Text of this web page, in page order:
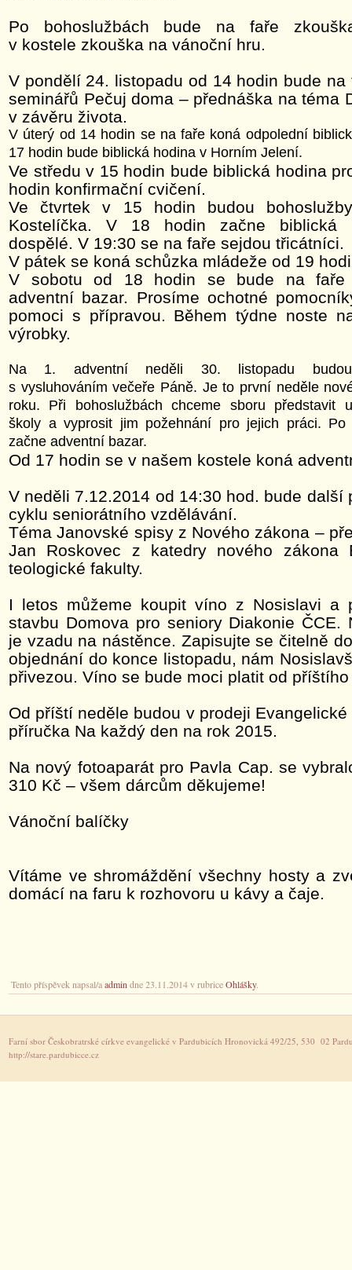
Po bohoslužbách bude na faře
v kostele zkouška na vánoční hru.
V pondělí 24. listopadu od 14 hodin bude na
seminářů Pečuj doma – přednáška na téma
v závěru života.
V úterý od 14 hodin se na faře koná odpolední
17 hodin bude biblická hodina v Horním Jelení.
Ve středu v 15 hodin bude biblická hodina
hodin konfirmační cvičení.
Ve čtvrtek v 15 hodin budou
Kostelíčka. V 18 hodin začne biblická
dospělé. V 19:30 se na faře sejdou třicátníci.
V pátek se koná schůzka mládeže od 19
V sobotu od 18 hodin se bude na faře
adventní bazar. Prosíme ochotné
pomoci s přípravou. Během týdne noste
výrobky.
Na 1. adventní neděli 30. listopadu budou
s vysluhováním večeře Páně. Je to první neděle
roku. Při bohoslužbách chceme sboru představit
školy a vyprosit jim požehnání pro jejich práci. Po
začne adventní bazar.
Od 17 hodin se v našem kostele koná
V neděli 7.12.2014 od 14:30 hod. bude další
cyklu seniorátního vzdělávání.
Téma Janovské spisy z Nového zákona –
Jan Roskovec z katedry nového zákona
teologické fakulty.
I letos můžeme koupit víno z Nosislavi a
stavbu Domova pro seniory Diakonie ČCE.
je vzadu na nástěnce. Zapisujte se čitelně
objednání do konce listopadu, nám
přivezou. Víno se bude moci platit od
Od příští neděle budou v prodeji
příručka Na každý den na rok 2015.
Na nový fotoaparát pro Pavla Cap. se
310 Kč – všem dárcům děkujeme!
Vánoční balíčky
Vítáme ve shromáždění všechny hosty a
domácí na faru k rozhovoru u kávy a čaje.
Tento příspěvek napsal/aadmin dne 23.11.2014 v rubriceOhlášky.
Farní sbor Českobratrské církve evangelické v Pardubicích Hronovická 492/25, 530 02
http://stare.pardubicce.cz